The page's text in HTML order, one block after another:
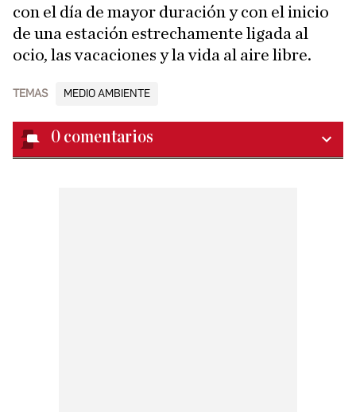
con el día de mayor duración y con el inicio
de una estación estrechamente ligada al
ocio, las vacaciones y la vida al aire libre.
TEMAS MEDIO AMBIENTE
0 comentarios